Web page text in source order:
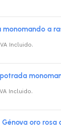
monomando a
Incluido.
Incluido.
oro rosa